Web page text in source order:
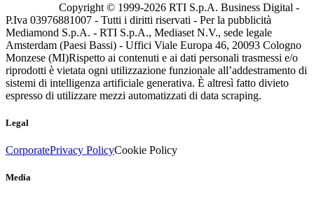
Copyright © 1999-2026 RTI S.p.A. Business Digital -
P.Iva 03976881007 - Tutti i diritti riservati - Per la pubblicità
Mediamond S.p.A. - RTI S.p.A., Mediaset N.V., sede legale
Amsterdam (Paesi Bassi) - Uffici Viale Europa 46, 20093 Cologno
Monzese (MI)Rispetto ai contenuti e ai dati personali trasmessi e/o
riprodotti è vietata ogni utilizzazione funzionale all’addestramento di
sistemi di intelligenza artificiale generativa. È altresì fatto divieto
espresso di utilizzare mezzi automatizzati di data scraping.
Legal
CorporatePrivacy PolicyCookie Policy
Media